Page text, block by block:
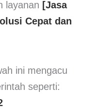
layanan [Jasa
Cepat dan
ini mengacu
seperti: